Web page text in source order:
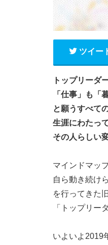
ツイー
トップリーダ
「仕事」も「
と願うすべて
生涯にわたっ
その人らしい
マインドマッ
自ら動き続け
を行ってきた
「トップリー
いよいよ2019